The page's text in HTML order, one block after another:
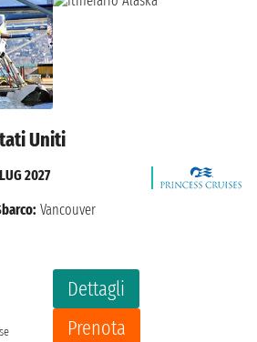
Uniti
Dettagli
Prenota
2027
Vancouver